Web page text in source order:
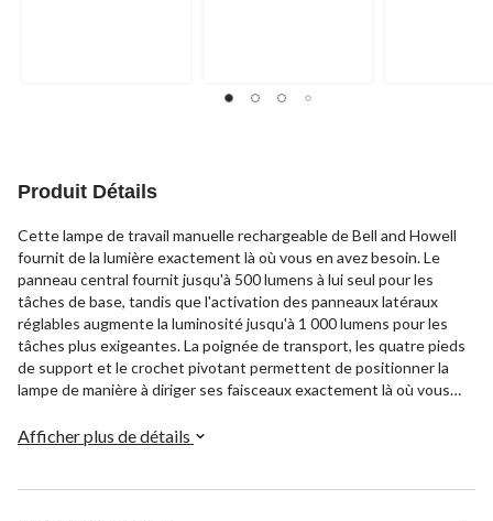
Produit Détails
Cette lampe de travail manuelle rechargeable de Bell and Howell
fournit de la lumière exactement là où vous en avez besoin. Le
panneau central fournit jusqu'à 500 lumens à lui seul pour les
tâches de base, tandis que l'activation des panneaux latéraux
réglables augmente la luminosité jusqu'à 1 000 lumens pour les
tâches plus exigeantes. La poignée de transport, les quatre pieds
de support et le crochet pivotant permettent de positionner la
lampe de manière à diriger ses faisceaux exactement là où vous
besoin de s'encombrer de piles. Il suffit de le brancher pour le
Afficher plus de détails